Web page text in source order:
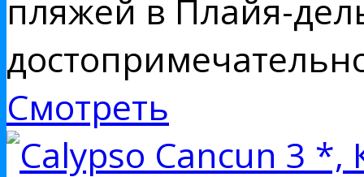
пляжей в Плайя-
Смотреть